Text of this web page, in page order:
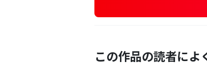
この作品の読者によ